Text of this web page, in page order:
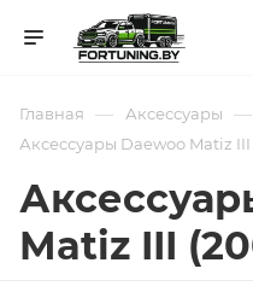
Главная — Аксессуары —
Аксессуары Daewoo Matiz III
Matiz III